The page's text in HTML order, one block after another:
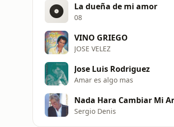
La dueña de mi amor
08
VINO GRIEGO
JOSE VELEZ
Jose Luis Rodriguez
Amar es algo mas
Nada Hara Cambiar Mi
Sergio Denis